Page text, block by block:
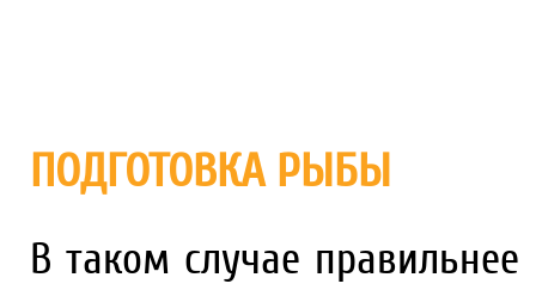
ПОДГОТОВКА РЫБЫ
В таком случае